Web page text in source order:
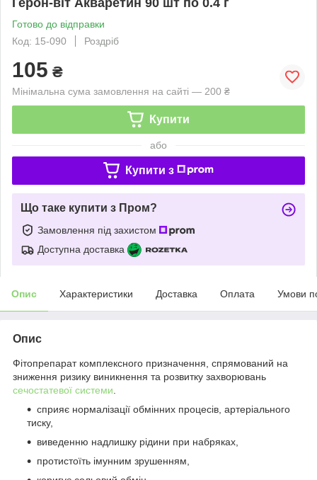
Готово до відправки
Код: 15-090
Роздріб
105 ₴
Мінімальна сума замовлення на сайті — 200 ₴
Купити
або
Купити з
Що таке купити з Пром?
Замовлення під захистом
Доступна доставка
Опис Характеристики Доставка Оплата Умови
Опис
Фітопрепарат комплексного призначення, спрямований на
зниження ризику виникнення та розвитку захворювань
сечостатевої системи
сприяє нормалізації обмінних процесів, артеріального
тиску,
виведенню надлишку рідини при набряках,
протистоїть імунним зрушенням,